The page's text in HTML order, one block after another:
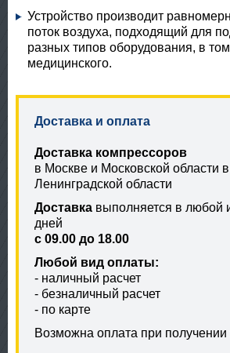
Устройство производит
поток воздуха, подходящий для
разных типов оборудования, в
медицинского.
Доставка и оплата
Доставка компрессоров
в Москве и Московской области
Ленинградской области
Доставка выполняется в любой
дней
с 09.00 до 18.00
Любой вид оплаты:
- наличный расчет
- безналичный расчет
- по карте
Возможна оплата при получении